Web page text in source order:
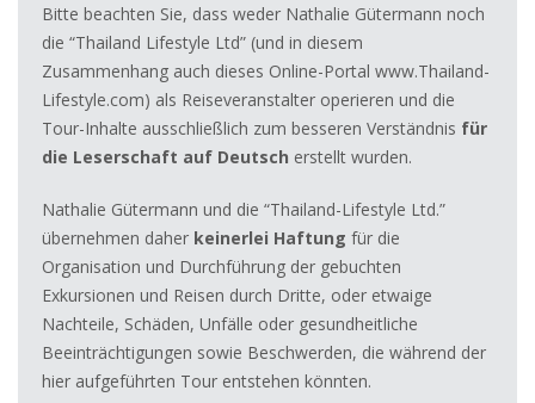
Bitte beachten Sie, dass weder Nathalie Gütermann noch
die “Thailand Lifestyle Ltd” (und in diesem
Zusammenhang auch dieses Online-Portal www.Thailand-
Lifestyle.com) als Reiseveranstalter operieren und die
Tour-Inhalte ausschließlich zum besseren Verständnis für
die Leserschaft auf Deutsch erstellt wurden.
Nathalie Gütermann und die “Thailand-Lifestyle Ltd.”
übernehmen daher keinerlei Haftung für die
Organisation und Durchführung der gebuchten
Exkursionen und Reisen durch Dritte, oder etwaige
Nachteile, Schäden, Unfälle oder gesundheitliche
Beeinträchtigungen sowie Beschwerden, die während der
hier aufgeführten Tour entstehen könnten.